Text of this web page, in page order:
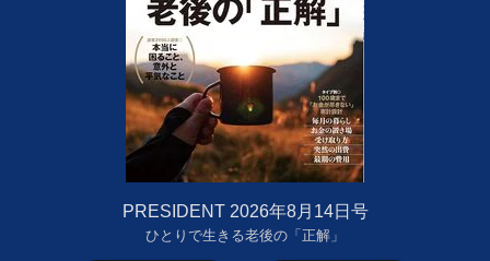
PRESIDENT 2026年8月14日号
ひとりで生きる老後の「正解」